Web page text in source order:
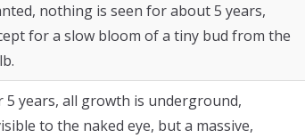
nothing is seen for about 5 years,
for a slow bloom of a tiny bud from the
5 years, all growth is underground,
to the naked eye, but a massive,